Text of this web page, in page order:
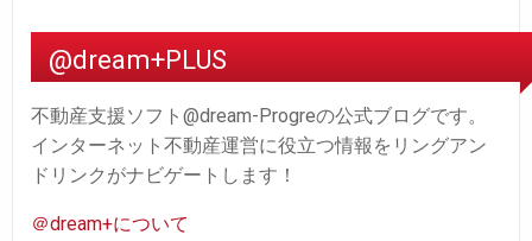
@dream+PLUS
不動産支援ソフト@dream-Progreの公式ブログです。
インターネット不動産運営に役立つ情報をリングアン
ドリンクがナビゲートします！
＠dream+について